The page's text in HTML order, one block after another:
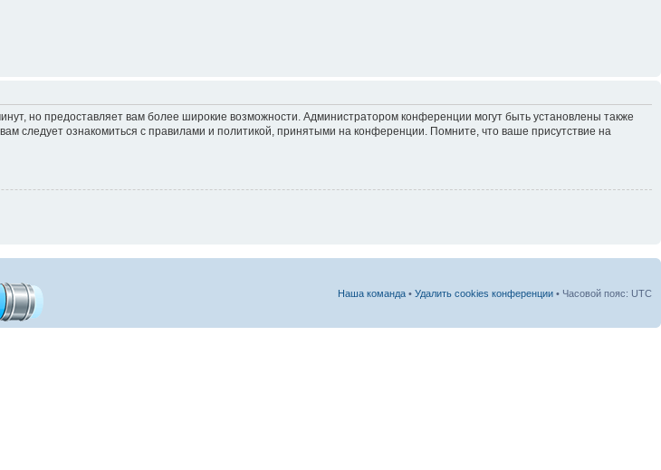
но предоставляет вам более широкие возможности. Администратором конференции могут быть установлены также
следует ознакомиться с правилами и политикой, принятыми на конференции. Помните, что ваше присутствие на
Наша команда • Удалить cookies конференции • Часовой пояс: UTC